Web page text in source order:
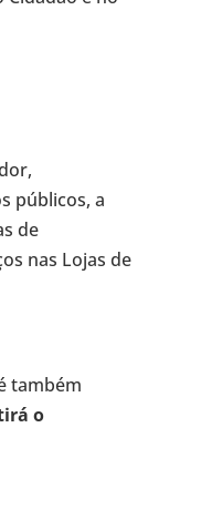
públicos, a
de
nas Lojas de
também
o